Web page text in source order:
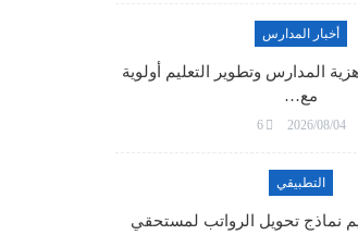
أخبار المدارس
المدارس وتطوير التعليم أولوية
مع…
2026/08/04
6
التطبيقي
نماذج تحويل الرواتب لمستحقي